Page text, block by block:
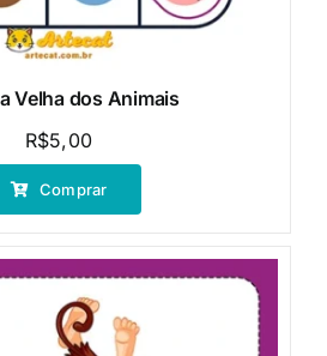
Velha dos Animais
R$5,00
Comprar